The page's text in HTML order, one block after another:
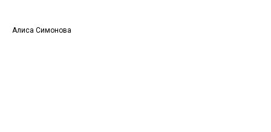
Алиса Симонова